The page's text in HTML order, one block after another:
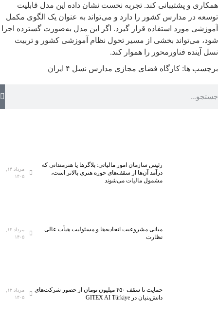
همکاری و پشتیبانی کند. تجربه نخست نشان داده این مدل قابلیت
توسعه در مدارس کشور را دارد و می‌تواند به عنوان یک الگوی مکمل
آموزشی مورد استفاده قرار گیرد. اگر این مدل به‌صورت گسترده اجرا
شود، می‌تواند بخشی از مسیر تحول نظام آموزشی کشور و تربیت
نسل آینده فناورمحور را هموار کند.
برچسب ها: کارگاه فضای مجازی مدارس نسل ۴ ایران
رئیس سازمان امور مالیاتی: بلاگر‌ها یا هنرمندانی که
درآمد آن‌ها از سقف‌های حوزه هنری بالاتر است،
مشمول مالیات می‌شوند
۱۴۰۵
مبانی مشروعیت اتحادیه‌ها و مسئولیت هیأت عالی
نظارت
۱۴۰۵
حمایت تا سقف ۴۵۰ میلیون تومان از حضور شرکت‌های
دانش‌بنیان در GITEX AI Türkiye
۱۴۰۵